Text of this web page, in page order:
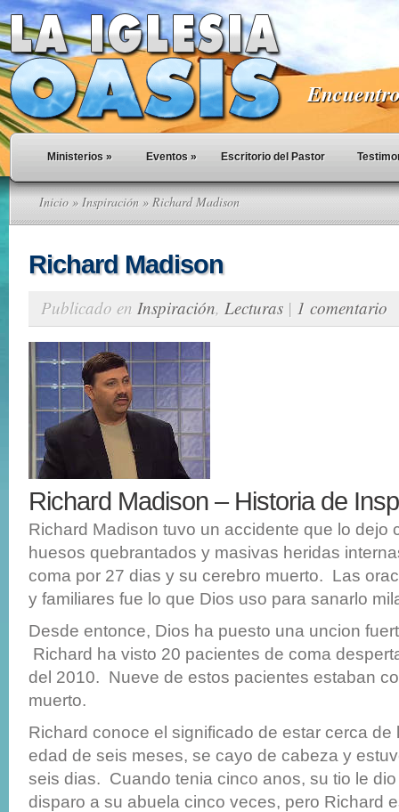
Ministerios » Eventos » Escritorio del Pastor
Inicio » Inspiración » Richard Madison
Richard Madison
Publicado en Inspiración, Lecturas | 1 comentario
Richard Madison – Historia de
Richard Madison tuvo un accidente que lo dejo
huesos quebrantados y masivas heridas
coma por 27 dias y su cerebro muerto. Las
y familiares fue lo que Dios uso para sanarlo
Desde entonce, Dios ha puesto una uncion
Richard ha visto 20 pacientes de coma
del 2010. Nueve de estos pacientes estaban
muerto.
Richard conoce el significado de estar cerca de
edad de seis meses, se cayo de cabeza y
seis dias. Cuando tenia cinco anos, su tio le
disparo a su abuela cinco veces, pero Richard